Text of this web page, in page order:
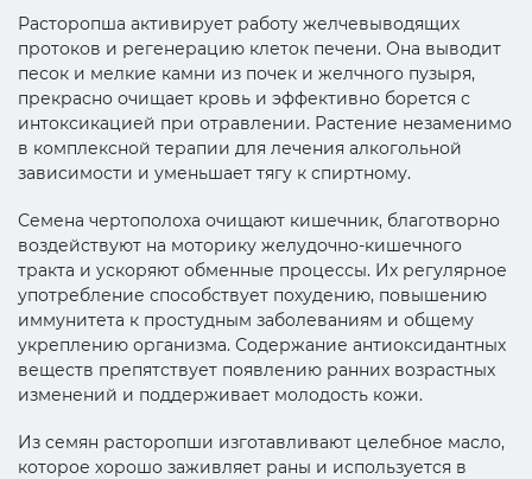
Расторопша активирует работу желчевыводящих
протоков и регенерацию клеток печени. Она выводит
песок и мелкие камни из почек и желчного пузыря,
прекрасно очищает кровь и эффективно борется с
интоксикацией при отравлении. Растение незаменимо
в комплексной терапии для лечения алкогольной
зависимости и уменьшает тягу к спиртному.
Семена чертополоха очищают кишечник, благотворно
воздействуют на моторику желудочно-кишечного
тракта и ускоряют обменные процессы. Их регулярное
употребление способствует похудению, повышению
иммунитета к простудным заболеваниям и общему
укреплению организма. Содержание антиоксидантных
веществ препятствует появлению ранних возрастных
изменений и поддерживает молодость кожи.
Из семян расторопши изготавливают целебное масло,
которое хорошо заживляет раны и используется в